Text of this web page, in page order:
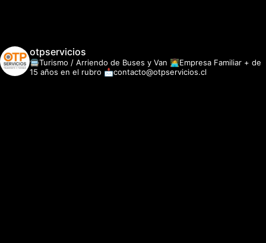
otpservicios
🚍Turismo / Arriendo de Buses y Van 👩‍💻Empresa Familiar + de
15 años en el rubro 📩contacto@otpservicios.cl